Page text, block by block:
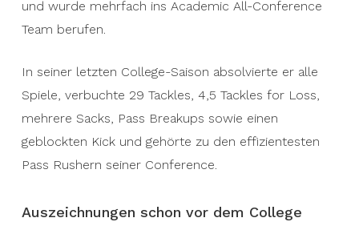
und wurde mehrfach ins Academic All-Conference
Team berufen.
In seiner letzten College-Saison absolvierte er alle
Spiele, verbuchte 29 Tackles, 4,5 Tackles for Loss,
mehrere Sacks, Pass Breakups sowie einen
geblockten Kick und gehörte zu den effizientesten
Pass Rushern seiner Conference.
Auszeichnungen schon vor dem College